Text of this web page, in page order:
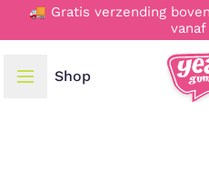
🚚 Gratis verzending
Shop
TAAL &